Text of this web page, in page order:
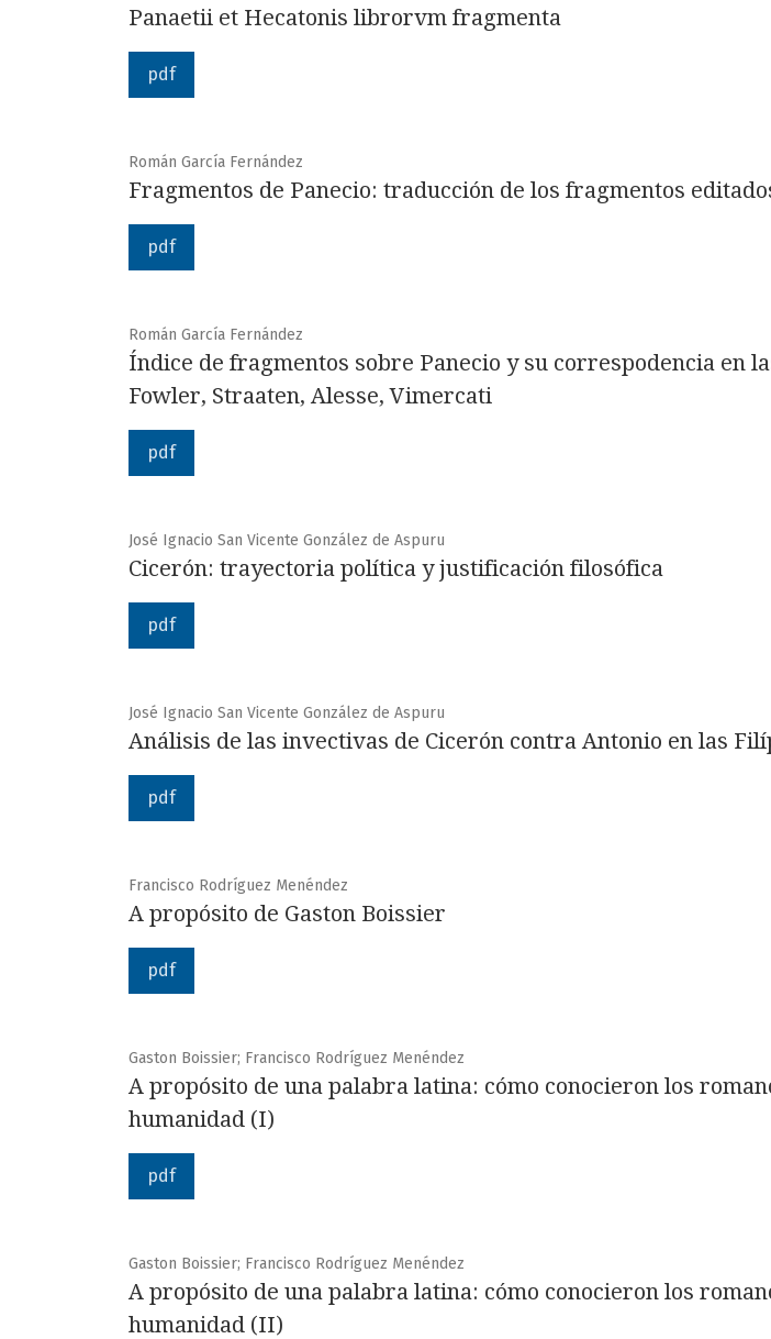
Panaetii et Hecatonis librorvm fragmenta
pdf
Román García Fernández
Fragmentos de Panecio: traducción de los fragmentos
pdf
Román García Fernández
Índice de fragmentos sobre Panecio y su correspodencia en
Fowler, Straaten, Alesse, Vimercati
pdf
José Ignacio San Vicente González de Aspuru
Cicerón: trayectoria política y justificación filosófica
pdf
José Ignacio San Vicente González de Aspuru
Análisis de las invectivas de Cicerón contra Antonio en las
pdf
Francisco Rodríguez Menéndez
A propósito de Gaston Boissier
pdf
Gaston Boissier; Francisco Rodríguez Menéndez
A propósito de una palabra latina: cómo conocieron los
humanidad (I)
pdf
Gaston Boissier; Francisco Rodríguez Menéndez
A propósito de una palabra latina: cómo conocieron los
humanidad (II)